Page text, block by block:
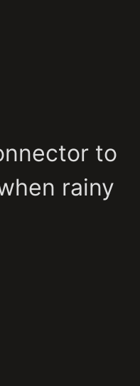
to
rainy